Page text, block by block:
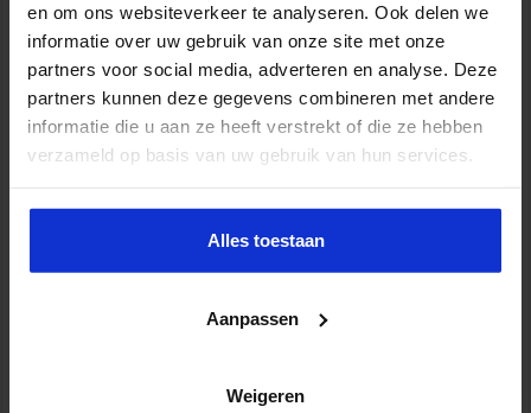
en om ons websiteverkeer te analyseren. Ook delen we
informatie over uw gebruik van onze site met onze
partners voor social media, adverteren en analyse. Deze
partners kunnen deze gegevens combineren met andere
informatie die u aan ze heeft verstrekt of die ze hebben
verzameld op basis van uw gebruik van hun services.
Alles toestaan
Aanpassen
Weigeren
Onderzoek mensenhandel op Wallen: sekswerkers op
grote schaal uitgebuit